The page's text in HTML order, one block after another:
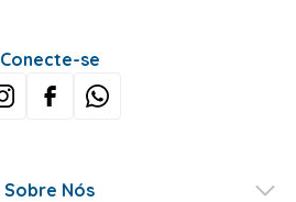
Conecte-se
Sobre Nós